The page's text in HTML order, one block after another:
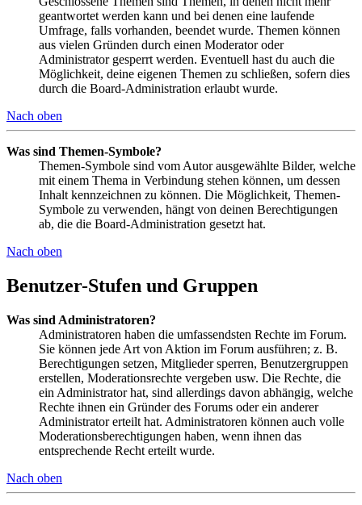
geantwortet werden kann und bei denen eine laufende
Umfrage, falls vorhanden, beendet wurde. Themen können
aus vielen Gründen durch einen Moderator oder
Administrator gesperrt werden. Eventuell hast du auch die
Möglichkeit, deine eigenen Themen zu schließen, sofern dies
durch die Board-Administration erlaubt wurde.
Nach oben
Was sind Themen-Symbole?
Themen-Symbole sind vom Autor ausgewählte Bilder, welche
mit einem Thema in Verbindung stehen können, um dessen
Inhalt kennzeichnen zu können. Die Möglichkeit, Themen-
Symbole zu verwenden, hängt von deinen Berechtigungen
ab, die die Board-Administration gesetzt hat.
Nach oben
Benutzer-Stufen und Gruppen
Was sind Administratoren?
Administratoren haben die umfassendsten Rechte im Forum.
Sie können jede Art von Aktion im Forum ausführen; z. B.
Berechtigungen setzen, Mitglieder sperren, Benutzergruppen
erstellen, Moderationsrechte vergeben usw. Die Rechte, die
ein Administrator hat, sind allerdings davon abhängig, welche
Rechte ihnen ein Gründer des Forums oder ein anderer
Administrator erteilt hat. Administratoren können auch volle
Moderationsberechtigungen haben, wenn ihnen das
entsprechende Recht erteilt wurde.
Nach oben